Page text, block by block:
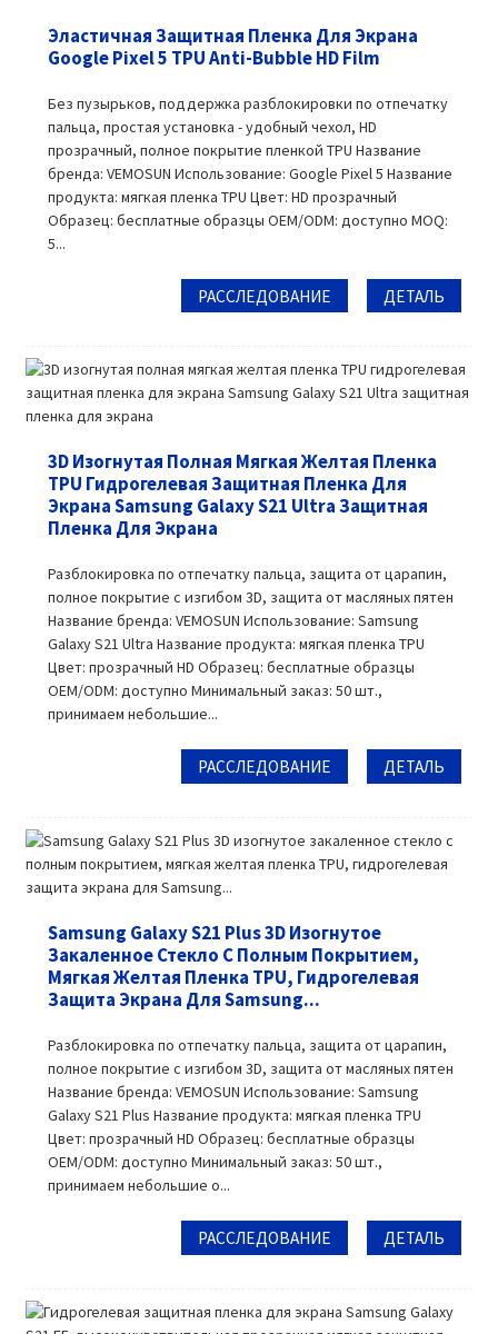
Эластичная Защитная Пленка Для Экрана
Google Pixel 5 TPU Anti-Bubble HD Film
Без пузырьков, поддержка разблокировки по отпечатку
пальца, простая установка - удобный чехол, HD
прозрачный, полное покрытие пленкой TPU Название
бренда: VEMOSUN Использование: Google Pixel 5 Название
продукта: мягкая пленка TPU Цвет: HD прозрачный
Образец: бесплатные образцы OEM/ODM: доступно MOQ:
5...
РАССЛЕДОВАНИЕ ДЕТАЛЬ
3D Изогнутая Полная Мягкая Желтая Пленка
TPU Гидрогелевая Защитная Пленка Для
Экрана Samsung Galaxy S21 Ultra Защитная
Пленка Для Экрана
Разблокировка по отпечатку пальца, защита от царапин,
полное покрытие с изгибом 3D, защита от масляных пятен
Название бренда: VEMOSUN Использование: Samsung
Galaxy S21 Ultra Название продукта: мягкая пленка TPU
Цвет: прозрачный HD Образец: бесплатные образцы
OEM/ODM: доступно Минимальный заказ: 50 шт.,
принимаем небольшие...
РАССЛЕДОВАНИЕ ДЕТАЛЬ
Samsung Galaxy S21 Plus 3D Изогнутое
Закаленное Стекло С Полным Покрытием,
Мягкая Желтая Пленка TPU, Гидрогелевая
Защита Экрана Для Samsung...
Разблокировка по отпечатку пальца, защита от царапин,
полное покрытие с изгибом 3D, защита от масляных пятен
Название бренда: VEMOSUN Использование: Samsung
Galaxy S21 Plus Название продукта: мягкая пленка TPU
Цвет: прозрачный HD Образец: бесплатные образцы
OEM/ODM: доступно Минимальный заказ: 50 шт.,
принимаем небольшие о...
РАССЛЕДОВАНИЕ ДЕТАЛЬ